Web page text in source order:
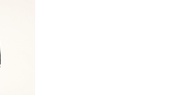
PAR UN CONSEILLER